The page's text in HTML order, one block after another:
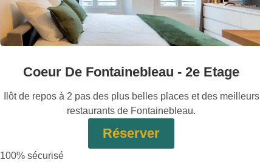
Coeur De Fontainebleau - 2e Etage
Ilôt de repos à 2 pas des plus belles places et des meilleurs
restaurants de Fontainebleau.
Réserver
100% sécurisé